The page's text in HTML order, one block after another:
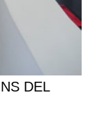
DEL